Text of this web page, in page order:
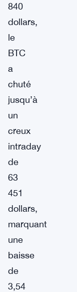
840
dollars,
le
BTC
a
chuté
jusqu’à
un
creux
intraday
de
63
451
dollars,
marquant
une
baisse
de
3,54